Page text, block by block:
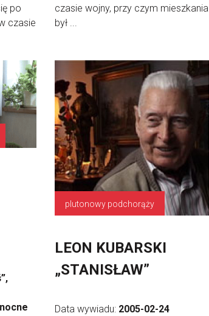
po
czasie
czasie wojny, przy czym mieszkania
był ...
plutonowy podchorąży
LEON KUBARSKI
„STANISŁAW”
Data wywiadu: 2005-02-24